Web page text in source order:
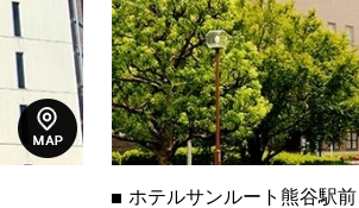
ホテルサンルート熊谷駅前